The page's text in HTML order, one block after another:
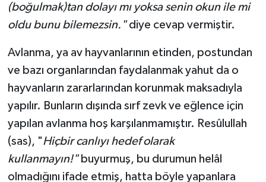
(boğulmak)tan dolayı mı yoksa senin okun ile mi
oldu bunu bilemezsin."diye cevap vermiştir.
Avlanma, ya av hayvanlarının etinden, postundan
ve bazı organlarından faydalanmak yahut da o
hayvanların zararlarından korunmak maksadıyla
yapılır. Bunların dışında sırf zevk ve eğlence için
yapılan avlanma hoş karşılanmamıştır. Resûlullah
(sas), "Hiçbir canlıyı hedef olarak
kullanmayın!"buyurmuş, bu durumun helâl
olmadığını ifade etmiş, hatta böyle yapanlara